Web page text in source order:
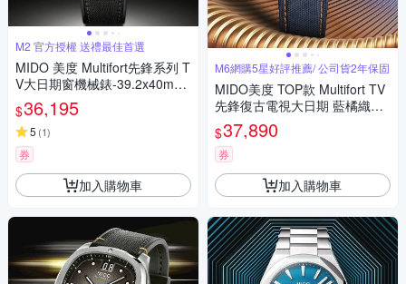
M2 官方授權 送禮最佳首選
MIDO 美度 Multifort先鋒系列 T
V大日期窗機械錶-39.2x40mm
M0495261708101
$36,195
5 (1)
券
加入購物車
M6網購5星好評推薦/ 公司貨2年保固
MIDO美度 TOP款 Multifort TV
先鋒復古電視大日期 藍橘織帶
款40㎜ M6(M0495263704100)
$37,890
券
加入購物車